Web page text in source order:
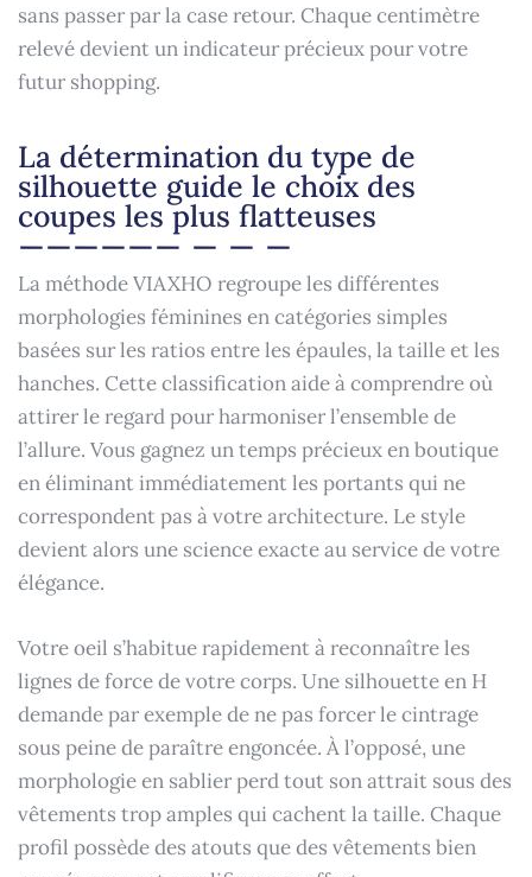
sans passer par la case retour. Chaque centimètre
relevé devient un indicateur précieux pour votre
futur shopping.
La détermination du type de
silhouette guide le choix des
coupes les plus flatteuses
La méthode VIAXHO regroupe les différentes
morphologies féminines en catégories simples
basées sur les ratios entre les épaules, la taille et les
hanches. Cette classification aide à comprendre où
attirer le regard pour harmoniser l’ensemble de
l’allure. Vous gagnez un temps précieux en boutique
en éliminant immédiatement les portants qui ne
correspondent pas à votre architecture. Le style
devient alors une science exacte au service de votre
élégance.
Votre oeil s’habitue rapidement à reconnaître les
lignes de force de votre corps. Une silhouette en H
demande par exemple de ne pas forcer le cintrage
sous peine de paraître engoncée. À l’opposé, une
morphologie en sablier perd tout son attrait sous des
vêtements trop amples qui cachent la taille. Chaque
profil possède des atouts que des vêtements bien